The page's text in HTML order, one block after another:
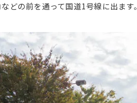
どの前を通って国道1号線に出ます。